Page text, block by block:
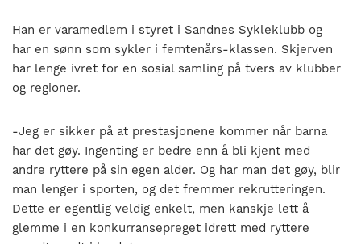
Han er varamedlem i styret i Sandnes Sykleklubb og
har en sønn som sykler i femtenårs-klassen. Skjerven
har lenge ivret for en sosial samling på tvers av klubber
og regioner.
-Jeg er sikker på at prestasjonene kommer når barna
har det gøy. Ingenting er bedre enn å bli kjent med
andre ryttere på sin egen alder. Og har man det gøy, blir
man lenger i sporten, og det fremmer rekrutteringen.
Dette er egentlig veldig enkelt, men kanskje lett å
glemme i en konkurransepreget idrett med ryttere